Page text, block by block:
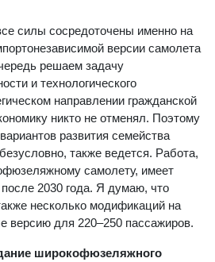
силы сосредоточены именно на
версии самолета
решаем задачу
и технологического
направлении гражданской
никто не отменял. Поэтому
развития семейства
также ведется. Работа,
самолету, имеет
после 2030 года. Я думаю, что
несколько модификаций на
версию для 220–250 пассажиров.
широкофюзеляжного